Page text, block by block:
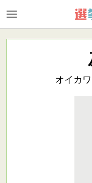
オイカ